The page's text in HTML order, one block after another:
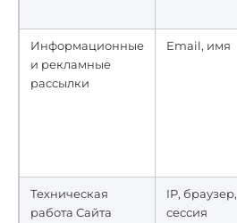
Информационные
и рекламные
рассылки
Email, имя
Техническая
работа Сайта
IP, браузер,
сессия